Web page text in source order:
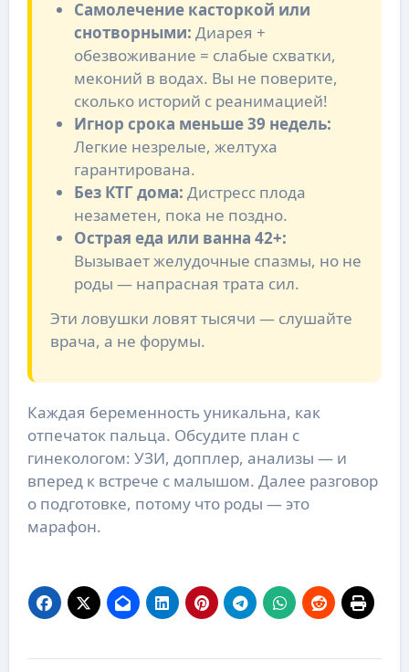
Самолечение касторкой или
снотворными: Диарея +
обезвоживание = слабые схватки,
меконий в водах. Вы не поверите,
сколько историй с реанимацией!
Игнор срока меньше 39 недель:
Легкие незрелые, желтуха
гарантирована.
Без КТГ дома: Дистресс плода
незаметен, пока не поздно.
Острая еда или ванна 42+:
Вызывает желудочные спазмы, но не
роды — напрасная трата сил.
Эти ловушки ловят тысячи — слушайте
врача, а не форумы.
Каждая беременность уникальна, как
отпечаток пальца. Обсудите план с
гинекологом: УЗИ, допплер, анализы — и
вперед к встрече с малышом. Далее разговор
о подготовке, потому что роды — это
марафон.